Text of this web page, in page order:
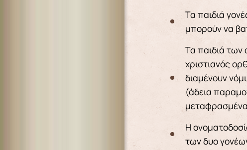
Τα παιδιά
μπορούν να
Τα παιδιά των
χριστιανός
διαμένουν
(άδεια
Η
των δυο